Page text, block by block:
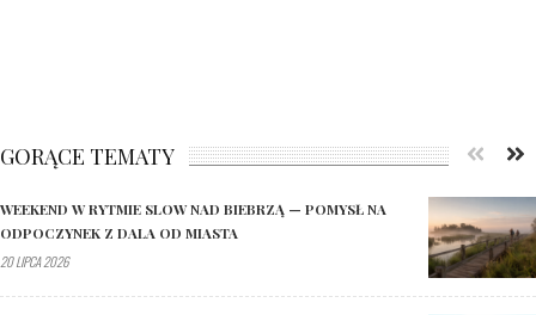
GORĄCE TEMATY
WEEKEND W RYTMIE SLOW NAD BIEBRZĄ — POMYSŁ NA
ODPOCZYNEK Z DALA OD MIASTA
20 LIPCA 2026